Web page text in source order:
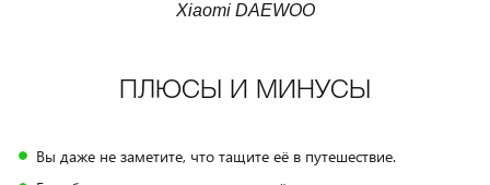
Xiaomi DAEWOO
ПЛЮСЫ И МИНУСЫ
Вы даже не заметите, что тащите её в путешествие.